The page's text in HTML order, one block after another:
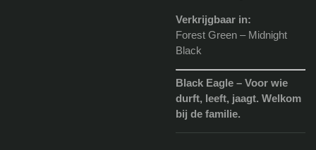
Verkrijgbaar in:
Forest Green – Midnight
Black
Black Eagle – Voor wie
durft, leeft, jaagt. Welkom
bij de familie.